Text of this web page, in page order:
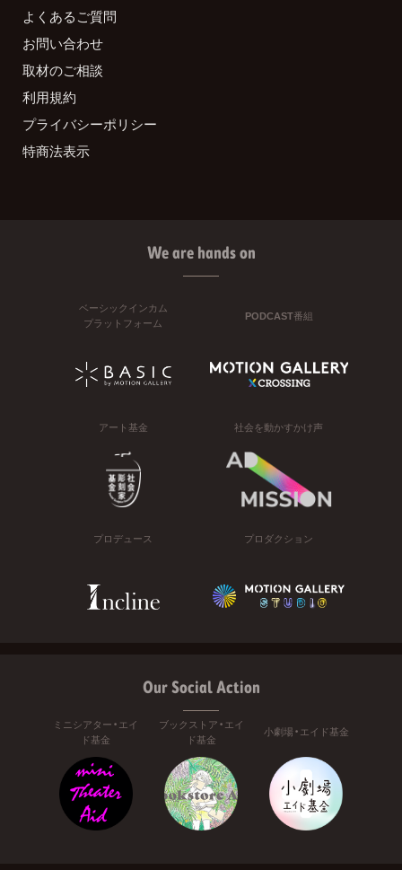
よくあるご質問
お問い合わせ
取材のご相談
利用規約
プライバシーポリシー
特商法表示
We are hands on
ベーシックインカム
プラットフォーム
PODCAST番組
アート基金 社会を動かすかけ声
プロデュース プロダクション
Our Social Action
ミニシアター・エイ
ド基金
ブックストア・エイ
ド基金
小劇場・エイド基金